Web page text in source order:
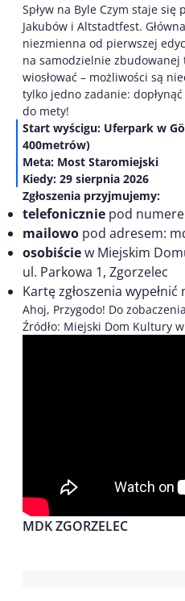
Spływ na Byle Czym staje
Jakubów i Altstadtfest.
niezmienna od pierwszej
na samodzielnie
wiosłować – możliwości są
tylko jedno zadanie:
do mety!
Start wyścigu: Uferpark w
400metrów)
Meta: Most Staromiejski
Kiedy: 29 sierpnia 2026
Zgłoszenia przyjmujemy:
telefonicznie pod
mailowo pod adresem:
osobiściew Miejskim
ul. Parkowa 1, Zgorzelec
Kartę zgłoszenia
Ahoj, Przygodo! Do
Źródło: Miejski Dom Kultury
MDK ZGORZELEC